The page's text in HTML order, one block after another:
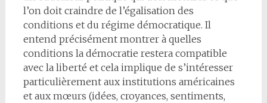
l’on doit craindre de l’égalisation des
conditions et du régime démocratique. Il
entend précisément montrer à quelles
conditions la démocratie restera compatible
avec la liberté et cela implique de s’intéresser
particulièrement aux institutions américaines
et aux mœurs (idées, croyances, sentiments,